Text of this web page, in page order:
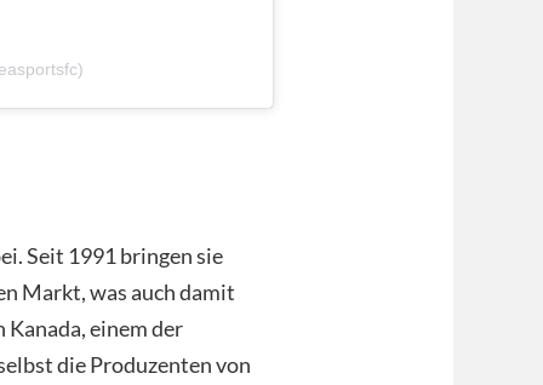
Seit 1991 bringen sie
Markt, was auch damit
Kanada, einem der
die Produzenten von